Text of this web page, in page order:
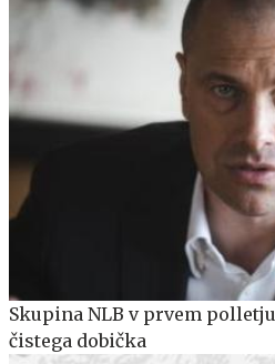
Skupina NLB v prvem
čistega dobička